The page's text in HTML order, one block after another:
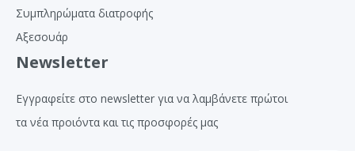
Συμπληρώματα διατροφής
Αξεσουάρ
Newsletter
Εγγραφείτε στο newsletter για να λαμβάνετε πρώτοι
τα νέα προιόντα και τις προσφορές μας